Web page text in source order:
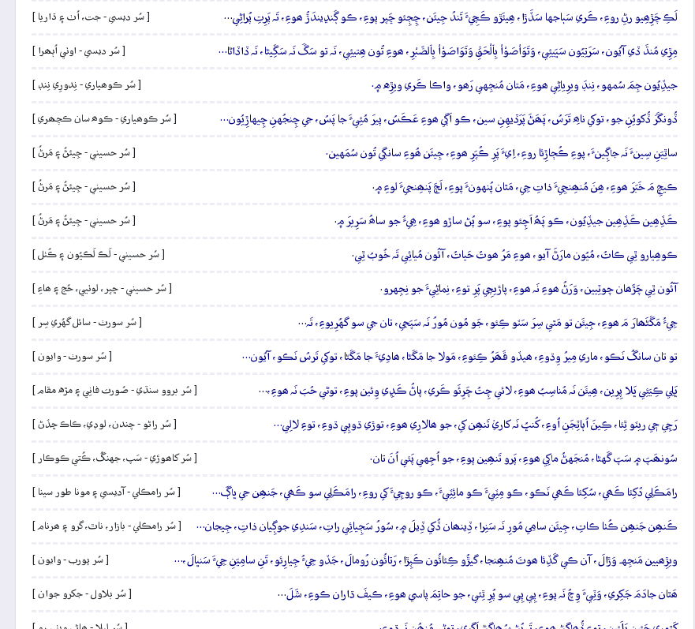
لَڪِ چَڙِھِيو رڻِ روءِ، ڪَري سَٻاجها سَڏَڙا، ھِيئَڙو ڪَچِيءَ تَندُ جِيئَن، ڇِڄِئو ڇَپر پوءِ، ڪو ڳَنڍيندَڙُ ھوءِ، تَہ پَرِتِ پُراڻِي… [ سُر ديسي - جت، اُٺ ۽ ڌاريا ]
مِڙِي مُنڌَ ڏي آيُون، سَرَتِيُون سَڀَيئِي، وَتَوَاْصَوْاْ بِٱلْحَقِّ وَتَوَاصَوْاْ بِٱلصَّبْرِ، ھوءِ تُون ھِتيئِي، نَہ تو سَڱَ نَہ سَڱِيڻا، نَہ ڏاڏاڻا… [ سُر ديسي - اوٺي اُٻھرا ]
جيڏِيُون جِمَ سُمهو، نِنڊَ ويرِياڻِي ھوءِ، مَتان مُنجِهي رَھو، واڪا ڪَري ويڙِه ۾. [ سُر ڪوھياري - نِدورِي نِنڊ ]
ڏُونگَرَ ڏُکويُنِ جو، توکي ناھِ تَرَسُ، پَھَڻَ پَرَڏيهِنِ سين، ڪو اَڳي ھوءِ عَڪَسُ، پيرَ مُئِيءَ جا پَسُ، جي چِنجُهنِ چِيهاڙِيُون… [ سُر ڪوھياري - ڪوھ سان ڪچھري ]
ساٿِيَنِ سِينءَ نَہ جاڳِينءَ، پوءِ ڪُڄاڙِئا روءِ، اِيءَ پَرِ ڪُپَرِ ھوءِ، جِيئَن ھُوءِ سانگِي تُون سُمَهين. [ سُر حسيني - جِيئڻُ ۽ مَرڻُ ]
ڪيچِ مَ خَبَرَ ھوءِ، ھِنَ مُنھِنجِيءَ ذاتِ جِي، مَٿان پُنهونءَ پوءِ، لَڄَ پَنھِنجيءَ لوءِ ۾. [ سُر حسيني - جِيئڻُ ۽ مَرڻُ ]
ڪَڏِھِين ڪَڏِھِين جيڏِيُون، ڪو پَھُ اَچِئو پوءِ، سو پُڻ ساڙو ھوءِ، ھِيءُ جو ساھُ سَرِيرَ ۾. [ سُر حسيني - جِيئڻُ ۽ مَرڻُ ]
ڪوھِيارو ٿِي ڪاتُ، مُيُون مارَڻَ آيو، ھوءِ مَرُ ھوتُ حَياتُ، آئُون مُيائِي تَہ خُوبُ ٿِي. [ سُر حسيني - لَڪ لَڪيُون ۽ ڪُٺل ]
آئُون ٿِي چَڙَھان چوٽِيين، وَرَڻُ ھوءِ نَہ ھوءِ، پاڙيچِي پَرِ توءِ، نِماڻِيءَ جو نِجِهرو. [ سُر حسيني - ڇپر، لوٺيي، حُج ۽ ھاءِ ]
جِيءُ مَڱڻَھارَ مَ ھوءِ، جِيئَن تو مَٿي سِرَ سَٽو ڪِئو، جَو مُون مُورُ نَہ سَپَجي، تان جي سو گهُرِيوءِ، تَہ… [ سُر سورٺ - سائل گهُري سِر ]
تو تان سانگُ نَڪو، ماري مِيرُ وِڌوءِ، ھيڏو قَھَرُ ڪِئوءِ، مَولا جا مَڱڻا، ھادِيءَ جا مَڱڻا، توکي تَرسُ نَڪو، آيُون… [ سُر سورٺ - وايون ]
ڀَلِي ڪِيَئِي ڀَلا پِرِين، ھِيئَن نَہ مُناسِبُ ھوءِ، لائي چِتُ چَرِئَو ڪَري، پاڻُ ڪَڍِي وِئين پوءِ، توڻي حُبَ نَہ ھوءِ،… [ سُر بروو سنڌي - صُورت فانِي ۽ مڙه مقام ]
رَچِي جٖي ريٽو ٿِئا، ڪِينَ اُٻاٽِجَنِ اُوءِ، کُنڀُ نَہ کاريۡ تَنھِن کي، جو ھالارِي ھوءِ، توڙي ڌوٻِي ڌوءِ، توءِ لالِي… [ سُر راڻو - چندن، لوڊي، ڪاڪ ڇڏڻ ]
سُونھَپَ ۾ سَپَ گَهڻا، مُنجَهڻُ ماکِي ھوءِ، پَرو تَنھِين پوءِ، جو اُجِهي پَئي اُنَ تان. [ سُر کاھوڙي - سَپ، جهنگُ، ڪُتي ڪوڪار ]
رامَڪَلِي دُکِئا ڪَھي، سُکِئا ڪَھي نَڪو، ڪو مِٽِيءَ ڪو مائِٽِيءَ، ڪو روچِيءَ کي روءِ، رامَڪَلِي سو ڪَھي، جَنھِن جي ڀاڳَ… [ سُر رامڪلي - آديسي ۽ مونا طور سينا ]
ڪَنھِن جَنھِن ڪُٺا ڪاتِ، جِيئَن سامِي مُورِ نَہ سَنِرا، ڏِينھان ڏُکي ڏِيلَ ۾، سُورُ سَڄِيائِي راتِ، سَندِي جوڳِيان ذاتِ، جِيجان… [ سُر رامڪلي - بازار، ناٿ، گرو ۽ ھرنام ]
ويڙِھيين مَنجِهہ وَڙالَ، آن ڪي گَڏِئا ھوتَ مُنھِنجا، گيڙُو ڪِئائُون ڪَپِڙا، رَتائُون رُومالَ، جَڏو جِيءُ جِيارِئو، تَنِ سامِيَنِ جِيءَ سَنڀالَ،… [ سُر پورب - وايون ]
ھَٿان جادَمَ جَکِري، وَٽِيءَ وِچُ نَہ پوءِ، پِي پِي سو پُرِ ٿِئي، جو حاتِمَ پاسي ھوءِ، ڪيفَ ڌاران ڪوءِ، شَلَ… [ سُر بلاول - جکرو جوان ]